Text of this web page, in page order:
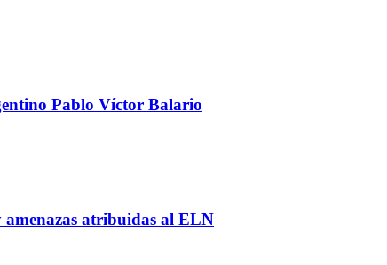
Pablo Víctor Balario
amenazas atribuidas al ELN